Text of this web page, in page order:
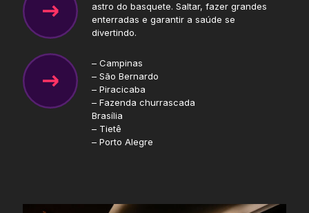
astro do basquete. Saltar, fazer grandes
enterradas e garantir a saúde se
divertindo.
– Campinas
– São Bernardo
– Piracicaba
– Fazenda churrascada
Brasília
– Tietê
– Porto Alegre